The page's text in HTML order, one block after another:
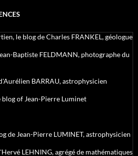
le blog de Charles FRANKEL, géologue
Baptiste FELDMANN, photographe du
BARRAU, astrophysicien
blog of Jean-Pierre Luminet
de Jean-Pierre LUMINET, astrophysicien
LEHNING, agrégé de mathématiques